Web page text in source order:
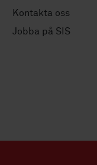
Kontakta oss
Jobba på SIS